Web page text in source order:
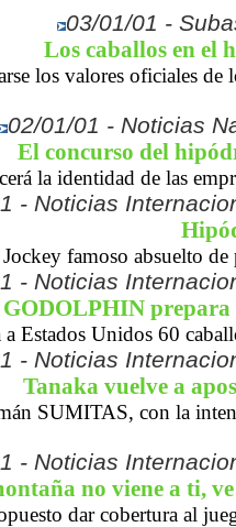
03/01/01 -
Los caballos en el
los valores oficiales de
02/01/01 - Noticias
El concurso del
la identidad de las
- Noticias
Jockey famoso absuelto
- Noticias
GODOLPHIN
a Estados Unidos 60
- Noticias
Tanaka vuelve a
SUMITAS, con la
- Noticias
no viene a ti,
dar cobertura al